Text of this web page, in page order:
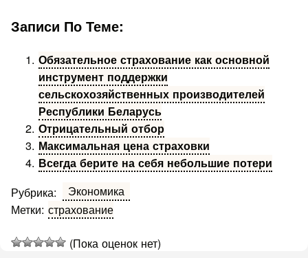
Записи По Теме:
Обязательное страхование как основной
инструмент поддержки
сельскохозяйственных производителей
Республики Беларусь
Отрицательный отбор
Максимальная цена страховки
Всегда берите на себя небольшие потери
Рубрика:
Экономика
Метки:страхование
(Пока оценок нет)